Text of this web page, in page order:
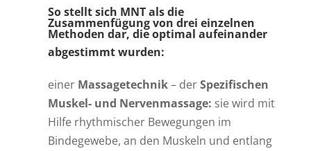
So stellt sich MNT als die
Zusammenfügung von drei einzelnen
Methoden dar, die optimal aufeinander
abgestimmt wurden:
einerMassagetechnik– derSpezifischen
Muskel- und Nervenmassage: siewird mit
Hilfe rhythmischer Bewegungen im
Bindegewebe, an den Muskeln und entlang